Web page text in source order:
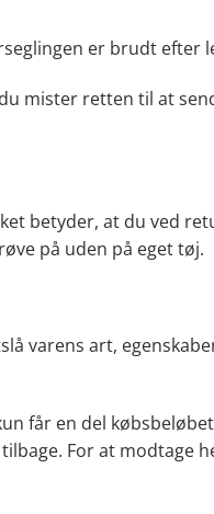
er brudt efter
mister retten til at
betyder, at du ved
på uden på eget tøj.
varens art,
får en del
For at modtage